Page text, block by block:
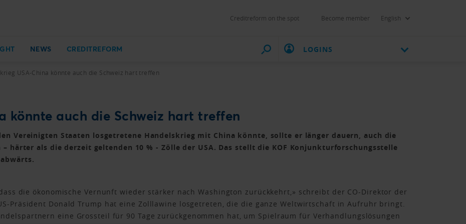
Creditreform on the spot Become member English
NEWS CREDITREFORM LOGINS
USA-China könnte auch die Schweiz hart treffen
könnte auch die Schweiz hart treffen
Vereinigten Staaten losgetretene Handelskrieg mit China könnte, sollte er länger dauern, auch die
härter als die derzeit geltenden 10 % - Zölle der USA. Das stellt die KOF Konjunkturforschungsstelle
die ökonomische Vernunft wieder stärker nach Washington zurückkehrt,» schreibt der CO-Direktor der
Präsident Donald Trump hat eine Zolllawine losgetreten, die die ganze Weltwirtschaft in Aufruhr bringt.
eine Grossteil für 90 Tage zurückgenommen hat, um Spielraum für Verhandlungslösungen